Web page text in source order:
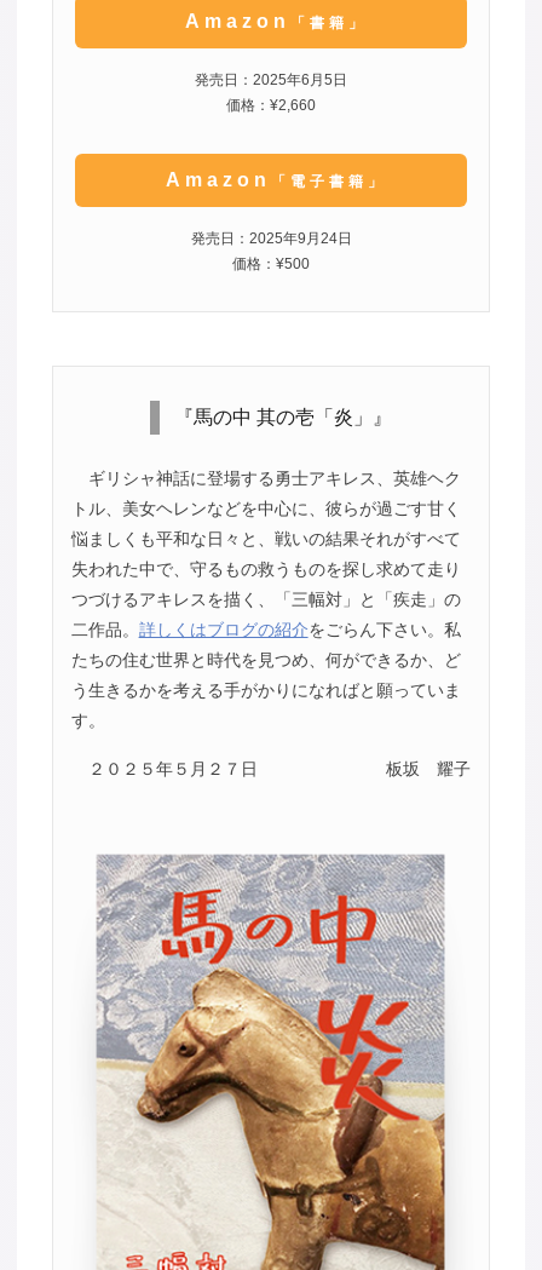
Amazon 「書籍」
発売日：2025年6月5日
価格：¥2,660
Amazon 「電子書籍」
発売日：2025年9月24日
価格：¥500
『馬の中 其の壱「炎」』
ギリシャ神話に登場する勇士アキレス、英雄ヘク
トル、美女ヘレンなどを中心に、彼らが過ごす甘く
悩ましくも平和な日々と、戦いの結果それがすべて
失われた中で、守るもの救うものを探し求めて走り
つづけるアキレスを描く、「三幅対」と「疾走」の
二作品。 詳しくはブログの紹介をごらん下さい。私
たちの住む世界と時代を見つめ、何ができるか、ど
う生きるかを考える手がかりになればと願っていま
す。
２０２５年５月２７日 板坂 耀子